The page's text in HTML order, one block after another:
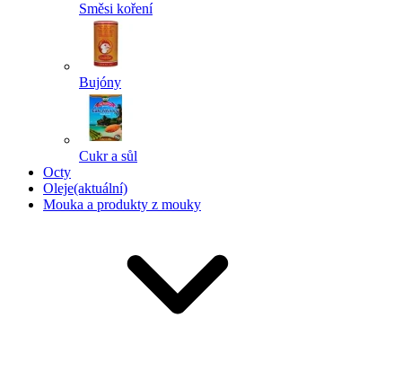
Směsi koření
Bujóny
Cukr a sůl
Octy
Oleje(aktuální)
Mouka a produkty z mouky